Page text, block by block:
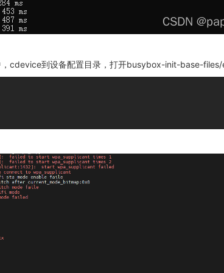
，cdevice到设备配置目录，打开busybox-init-base-